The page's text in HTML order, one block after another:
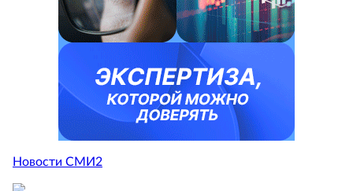
Новости СМИ2